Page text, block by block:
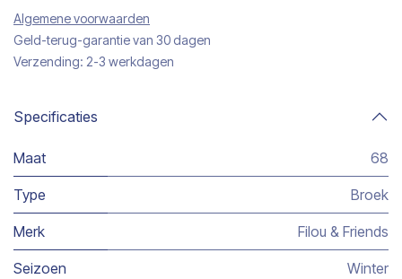
Algemene voorwaarden
Geld-terug-garantie van 30 dagen
Verzending: 2-3 werkdagen
Specificaties
Maat 68
Type Broek
Merk Filou & Friends
Seizoen Winter